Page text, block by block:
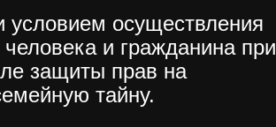
осуществления
и гражданина при
защиты прав на
тайну.